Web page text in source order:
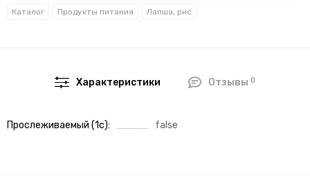
Каталог Продукты питания Лапша, рис
Характеристики Отзывы 0
Прослеживаемый (1с) false